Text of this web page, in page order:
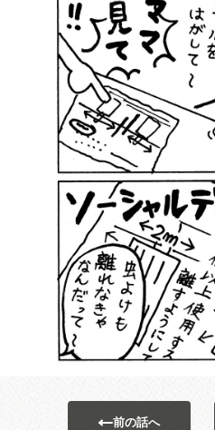
前の話へ